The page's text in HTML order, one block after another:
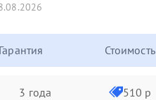
Гарантия Стоимость
3 года 510 р